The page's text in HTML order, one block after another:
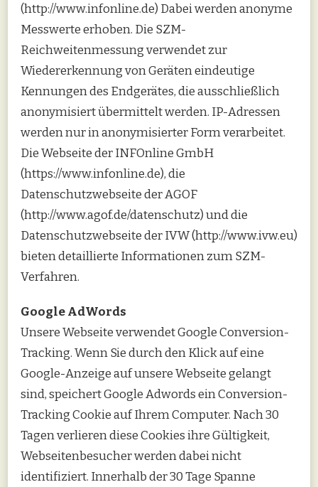
(http://www.infonline.de) Dabei werden anonyme
Messwerte erhoben. Die SZM-
Reichweitenmessung verwendet zur
Wiedererkennung von Geräten eindeutige
Kennungen des Endgerätes, die ausschließlich
anonymisiert übermittelt werden. IP-Adressen
werden nur in anonymisierter Form verarbeitet.
Die Webseite der INFOnline GmbH
(https://www.infonline.de), die
Datenschutzwebseite der AGOF
(http://www.agof.de/datenschutz) und die
Datenschutzwebseite der IVW (http://www.ivw.eu)
bieten detaillierte Informationen zum SZM-
Verfahren.
Google AdWords
Unsere Webseite verwendet Google Conversion-
Tracking. Wenn Sie durch den Klick auf eine
Google-Anzeige auf unsere Webseite gelangt
sind, speichert Google Adwords ein Conversion-
Tracking Cookie auf Ihrem Computer. Nach 30
Tagen verlieren diese Cookies ihre Gültigkeit,
Webseitenbesucher werden dabei nicht
identifiziert. Innerhalb der 30 Tage Spanne